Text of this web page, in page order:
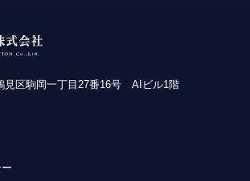
区駒岡一丁目27番16号 AIビル1階